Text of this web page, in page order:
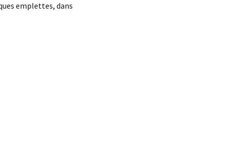
emplettes, dans
favoris